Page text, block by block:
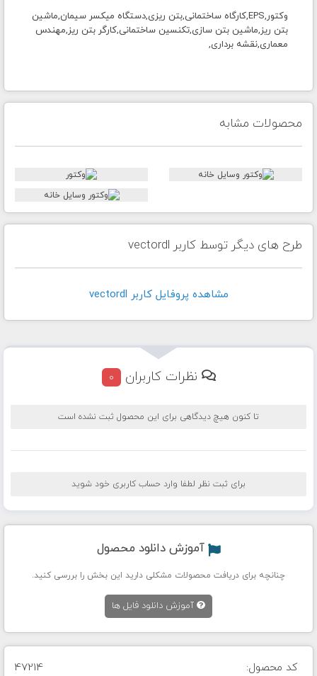
وکتور,EPS,کارگاه ساختمانی,بتن ریزی,دستگاه میکسر سیمان,ماشین
بتن ریز,ماشین بتن سازی,تکنسین ساختمانی,کارگر بتن ریز,مهندس
معماری,نقشه برداری,
محصولات مشابه
طرح های دیگر توسط کاربر vectordl
مشاهده پروفايل کاربر vectordl
نظرات کاربران 0
تا کنون هیچ دیدگاهی برای این محصول ثبت نشده است
برای ثبت نظر لطفا وارد حساب کاربری خود شوید
آموزش دانلود محصول
چنانچه برای دریافت محصولات مشکلی دارید این بخش را بررسی کنید.
آموزش دانلود فایل ها
کد محصول: 47214